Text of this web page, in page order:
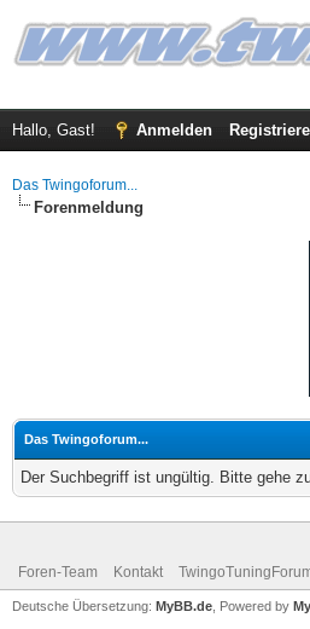
Hallo, Gast! Anmelden
Das Twingoforum...
Forenmeldung
Das Twingoforum...
Der Suchbegriff ist ungültig. Bitte gehe
Foren-Team Kontakt
Deutsche Übersetzung: MyBB.de , Powered by